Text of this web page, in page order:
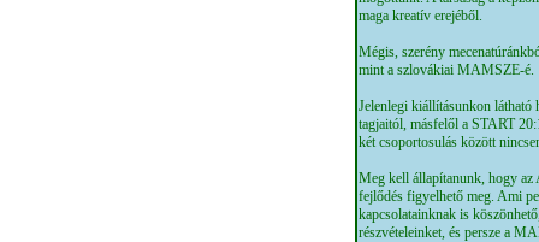
maga kreatív erejéből.
Mégis, szerény
mint a szlovákiai MAMSZE-é.
Jelenlegi kiállításunkon látható
tagjaitól, másfelől a START
két csoportosulás között
Meg kell állapítanunk, hogy az
fejlődés figyelhető meg. Ami
kapcsolatainknak is
részvételeinket, és persze a